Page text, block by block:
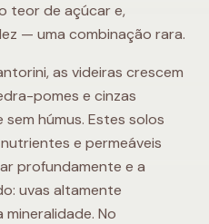
teor de açúcar e,
— uma combinação rara.
as videiras crescem
pomes e cinzas
húmus. Estes solos
e permeáveis
profundamente e a
uvas altamente
No